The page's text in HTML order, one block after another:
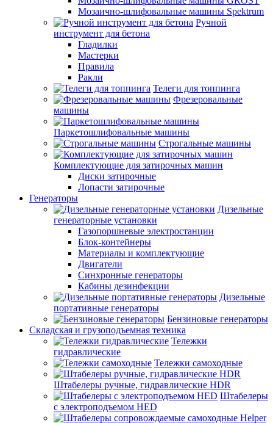
Мозаично-шлифовальные машины Spektrum
Ручной
инструмент для бетона
Гладилки
Мастерки
Правила
Ракли
Телеги для топпинга
Фрезеровальные
машины
Паркетошлифовальные машины
Строгальные машины
Комплектующие для затирочных машин
Диски затирочные
Лопасти затирочные
Генераторы
Дизельные
генераторные установки
Газопоршневые электростанции
Блок-контейнеры
Материалы и комплектующие
Двигатели
Синхронные генераторы
Кабины дезинфекции
Дизельные
портативные генераторы
Бензиновые генераторы
Складская и грузоподъемная техника
Тележки
гидравлические
Тележки самоходные
Штабелеры ручные, гидравлические HDR
Штабелеры
с электроподъемом HED